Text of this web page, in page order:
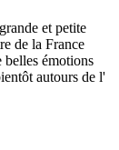
et petite
de la France
émotions
autours de l'